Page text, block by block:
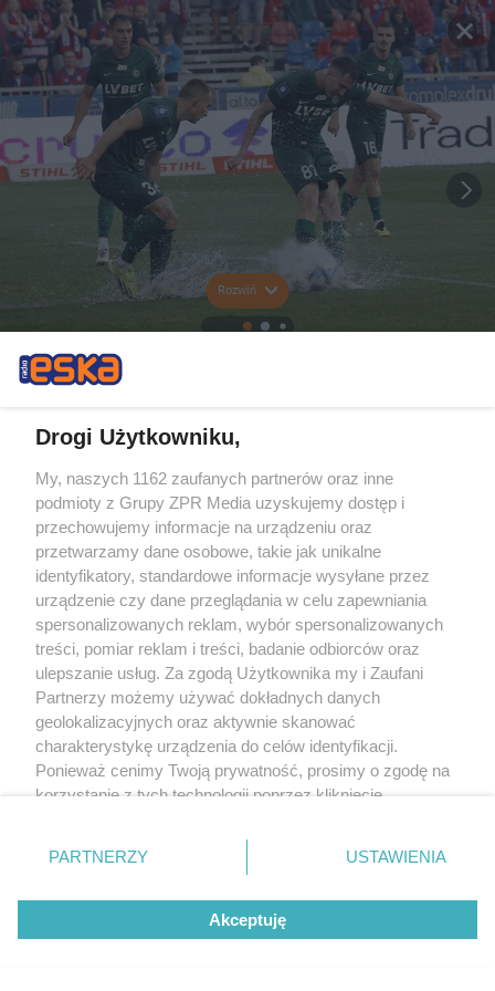
Rozwiń
Drogi Użytkowniku,
My, naszych 1162 zaufanych partnerów oraz inne
podmioty z Grupy ZPR Media uzyskujemy dostęp i
przechowujemy informacje na urządzeniu oraz
przetwarzamy dane osobowe, takie jak unikalne
identyfikatory, standardowe informacje wysyłane przez
urządzenie czy dane przeglądania w celu zapewniania
spersonalizowanych reklam, wybór spersonalizowanych
treści, pomiar reklam i treści, badanie odbiorców oraz
ulepszanie usług. Za zgodą Użytkownika my i Zaufani
Partnerzy możemy używać dokładnych danych
geolokalizacyjnych oraz aktywnie skanować
charakterystykę urządzenia do celów identyfikacji.
Ponieważ cenimy Twoją prywatność, prosimy o zgodę na
korzystanie z tych technologii poprzez kliknięcie
zmienić/wycofać klikając przycisk ustawień prywatności
znajdujący się w lewym dolnym rogu strony
rodzaje przetwarzania danych nie wymagają zgody
użytkownika, ale masz prawo sprzeciwić się takiemu
przetwarzaniu. Preferencje będą miały zastosowanie tylko
PARTNERZY USTAWIENIA
Akceptuję